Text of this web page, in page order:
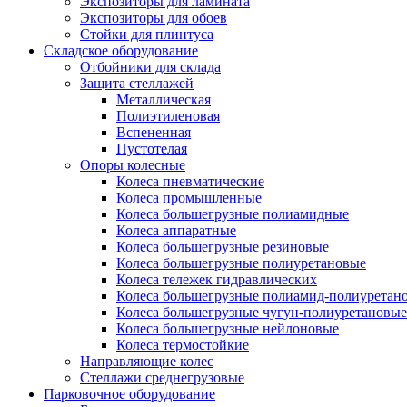
Экспозиторы для обоев
Стойки для плинтуса
Складское оборудование
Отбойники для склада
Защита стеллажей
Металлическая
Полиэтиленовая
Вспененная
Пустотелая
Опоры колесные
Колеса пневматические
Колеса промышленные
Колеса большегрузные полиамидные
Колеса аппаратные
Колеса большегрузные резиновые
Колеса большегрузные полиуретановые
Колеса тележек гидравлических
Колеса большегрузные полиамид-
Колеса большегрузные чугун-полиуретановые
Колеса большегрузные нейлоновые
Колеса термостойкие
Направляющие колес
Стеллажи среднегрузовые
Парковочное оборудование